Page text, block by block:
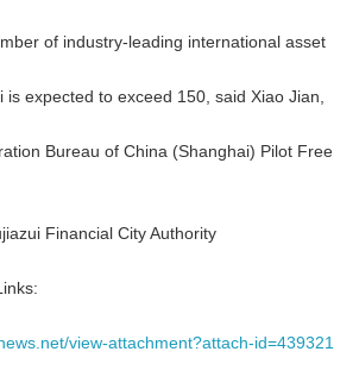
of industry-leading international asset
is expected to exceed 150, said Xiao Jian,
Bureau of China (Shanghai) Pilot Free
Financial City Authority
view-attachment?attach-id=439321